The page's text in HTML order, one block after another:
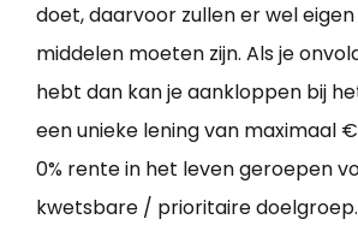
doet, daarvoor zullen er wel
middelen moeten zijn. Als je
hebt dan kan je aankloppen bij
een unieke lening van maximaal
0% rente in het leven geroepen
kwetsbare / prioritaire